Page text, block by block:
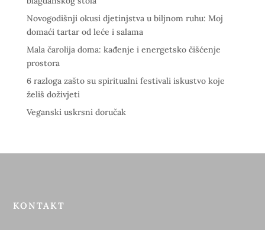
Novogodišnji okusi djetinjstva u biljnom ruhu: Moj
domaći tartar od leće i salama
Mala čarolija doma: kađenje i energetsko čišćenje
prostora
6 razloga zašto su spiritualni festivali iskustvo koje
želiš doživjeti
Veganski uskrsni doručak
KONTAKT